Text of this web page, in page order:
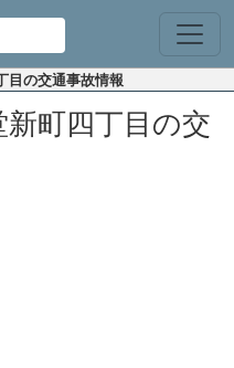
目の交通事故情報
町四丁目の交